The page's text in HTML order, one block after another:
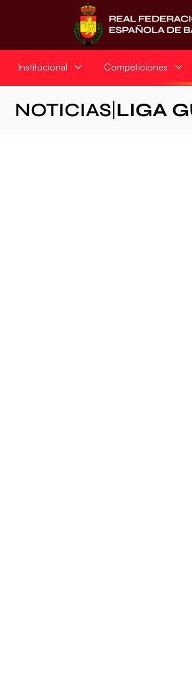
Institucional Competiciones
NOTICIAS LIGA